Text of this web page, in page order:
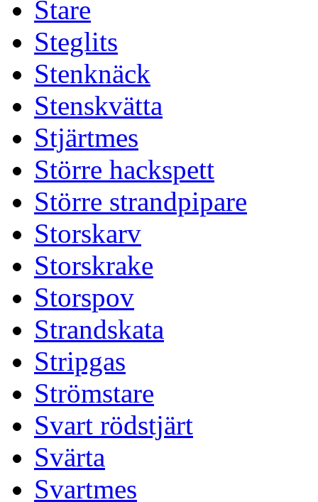
Stare
Steglits
Stenknäck
Stenskvätta
Stjärtmes
Större hackspett
Större strandpipare
Storskarv
Storskrake
Storspov
Strandskata
Stripgas
Strömstare
Svart rödstjärt
Svärta
Svartmes